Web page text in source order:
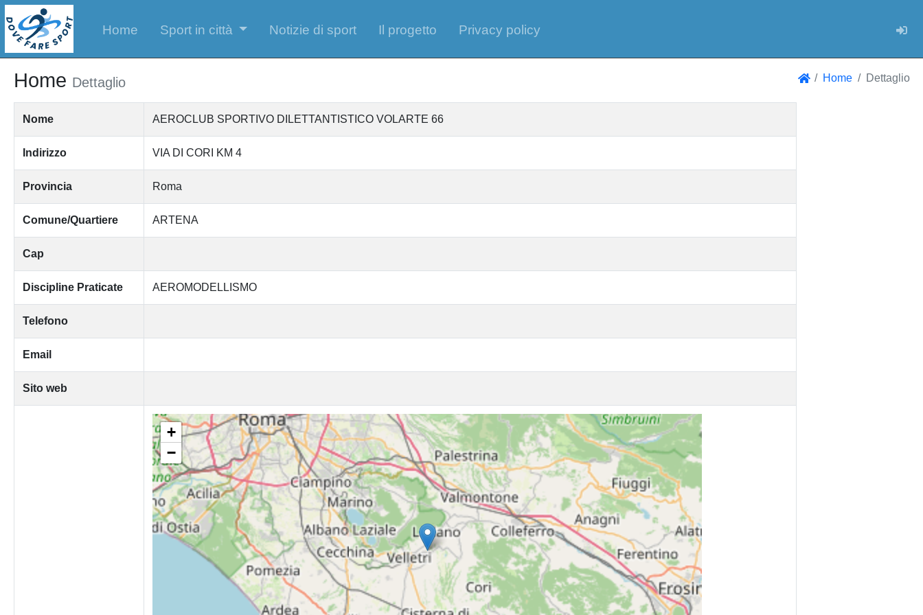
Home Sport in città Notizie di sport Il progetto Privacy policy
Home Dettaglio Home Dettaglio
Nome AEROCLUB SPORTIVO DILETTANTISTICO VOLARTE 66
Indirizzo VIA DI CORI KM 4
Provincia Roma
Comune/Quartiere ARTENA
Cap
Discipline Praticate AEROMODELLISMO
Telefono
Email
Sito web
+
−